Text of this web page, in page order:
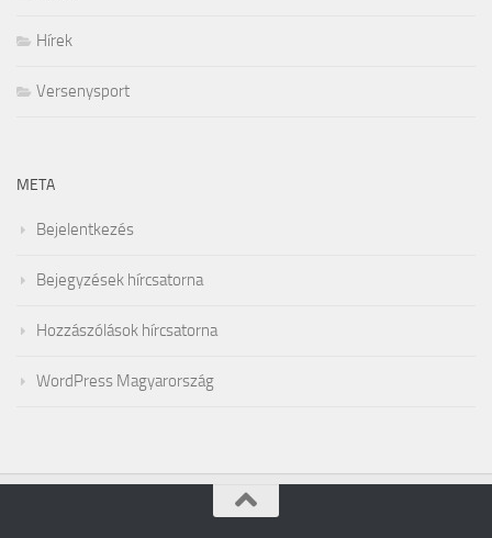
Hírek
Versenysport
META
Bejelentkezés
Bejegyzések hírcsatorna
Hozzászólások hírcsatorna
WordPress Magyarország